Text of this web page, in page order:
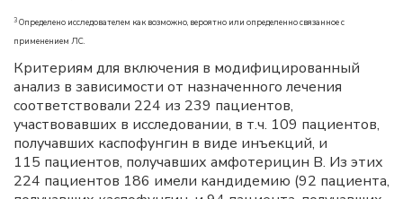
3 Определено исследователем как возможно, вероятно или определенно связанное с
применением ЛС.
Критериям для включения в модифицированный
анализ в зависимости от назначенного лечения
соответствовали 224 из 239 пациентов,
участвовавших в исследовании, в т.ч. 109 пациентов,
получавших каспофунгин в виде инъекций, и
115 пациентов, получавших амфотерицин B. Из этих
224 пациентов 186 имели кандидемию (92 пациента,